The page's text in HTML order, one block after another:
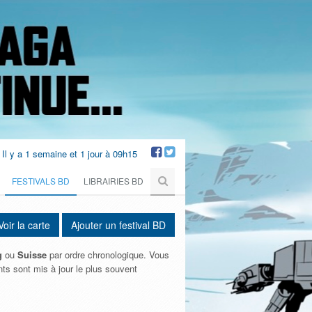
Il y a 1 semaine et 1 jour à 09h15
FESTIVALS BD LIBRAIRIES BD
la carte Ajouter un festival BD
ou Suisse par ordre chronologique. Vous
sont mis à jour le plus souvent